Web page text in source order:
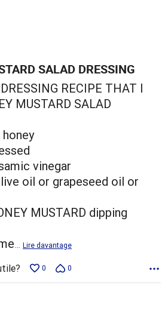
SALAD DRESSING
RECIPE THAT I
MUSTARD SALAD
vinegar
oil or grapeseed oil or
MUSTARD dipping
… Lire davantage
0 0